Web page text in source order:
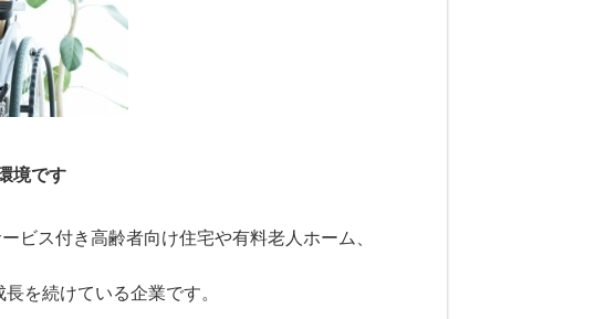
境です
ビス付き高齢者向け住宅や有料老人ホーム、
を続けている企業です。